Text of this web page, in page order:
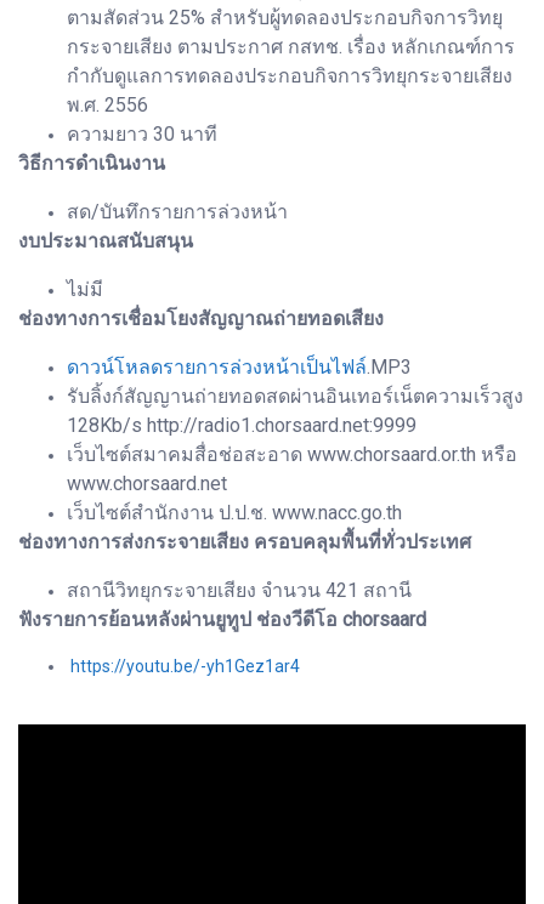
ตามสัดส่วน 25% สำหรับผู้ทดลองประกอบกิจการวิทยุ
กระจายเสียง ตามประกาศ กสทช. เรื่อง หลักเกณฑ์การ
กำกับดูแลการทดลองประกอบกิจการวิทยุกระจายเสียง
พ.ศ. 2556
ความยาว 30 นาที
วิธีการดำเนินงาน
สด/บันทึกรายการล่วงหน้า
งบประมาณสนับสนุน
ไม่มี
ช่องทางการเชื่อมโยงสัญญาณถ่ายทอดเสียง
ดาวน์โหลดรายการล่วงหน้าเป็นไฟล์ .MP3
รับลิ้งก์สัญญานถ่ายทอดสดผ่านอินเทอร์เน็ตความเร็วสูง
128Kb/s http://radio1.chorsaard.net:9999
เว็บไซต์สมาคมสื่อช่อสะอาด www.chorsaard.or.th หรือ
www.chorsaard.net
เว็บไซต์สำนักงาน ป.ป.ช. www.nacc.go.th
ช่องทางการส่งกระจายเสียง ครอบคลุมพื้นที่ทั่วประเทศ
สถานีวิทยุกระจายเสียง จำนวน 421 สถานี
ฟังรายการย้อนหลังผ่านยูทูป ช่องวีดีโอ chorsaard
https://youtu.be/-yh1Gez1ar4